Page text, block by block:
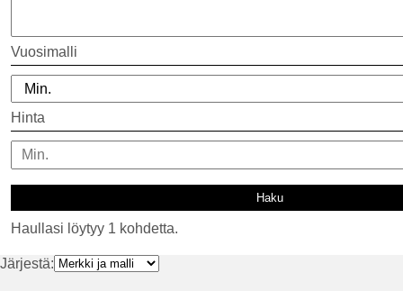
Vuosimalli
Hinta
Haullasi löytyy 1 kohdetta.
Järjestä: